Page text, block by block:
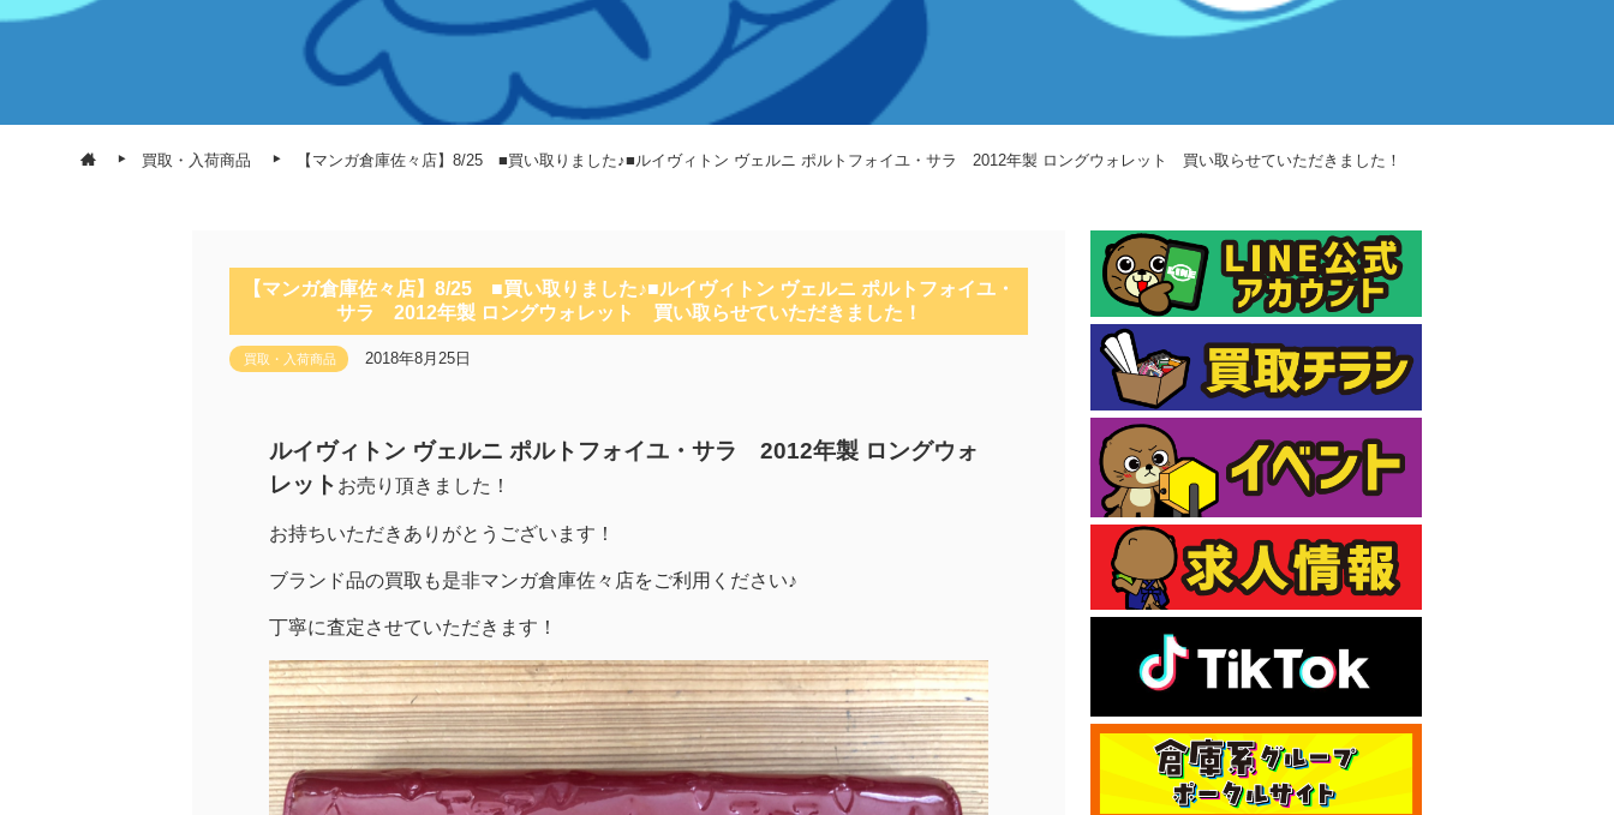
買取・入荷商品 【マンガ倉庫佐々店】8/25 ■買い取りました♪■ルイヴィトン ヴェルニ ポルトフォイユ・サラ 2012年製 ロングウォレット 買い取らせていただきました！
【マンガ倉庫佐々店】8/25 ■買い取りました♪■ルイヴィトン ヴェルニ ポルトフォイユ・
サラ 2012年製 ロングウォレット 買い取らせていただきました！
買取・入荷商品 2018年8月25日
ルイヴィトン ヴェルニ ポルトフォイユ・サラ 2012年製 ロングウォ
レット お売り頂きました！
お持ちいただきありがとうございます！
ブランド品の買取も是非マンガ倉庫佐々店をご利用ください♪
丁寧に査定させていただきます！